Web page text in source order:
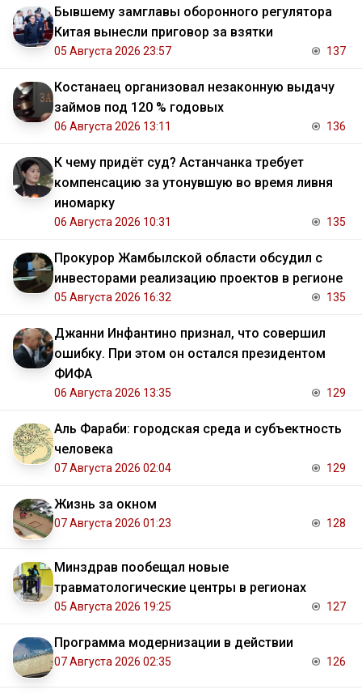
Бывшему замглавы оборонного регулятора
Китая вынесли приговор за взятки
05 Августа 2026 23:57 137
Костанаец организовал незаконную выдачу
займов под 120 % годовых
06 Августа 2026 13:11 136
К чему придёт суд? Астанчанка требует
компенсацию за утонувшую во время ливня
иномарку
06 Августа 2026 10:31 135
Прокурор Жамбылской области обсудил с
инвесторами реализацию проектов в регионе
05 Августа 2026 16:32 135
Джанни Инфантино признал, что совершил
ошибку. При этом он остался президентом
ФИФА
06 Августа 2026 13:35 129
Аль Фараби: городская среда и субъектность
человека
07 Августа 2026 02:04 129
Жизнь за окном
07 Августа 2026 01:23 128
Минздрав пообещал новые
травматологические центры в регионах
05 Августа 2026 19:25 127
Программа модернизации в действии
07 Августа 2026 02:35 126